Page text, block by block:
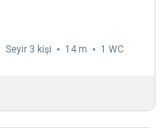
Seyir 3 kişi 14 m 1 WC